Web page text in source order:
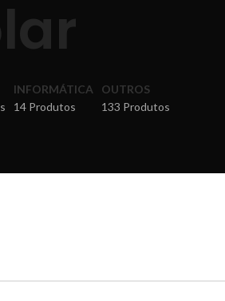
INFORMÁTICA
14 Produtos
OUTROS
133 Produtos